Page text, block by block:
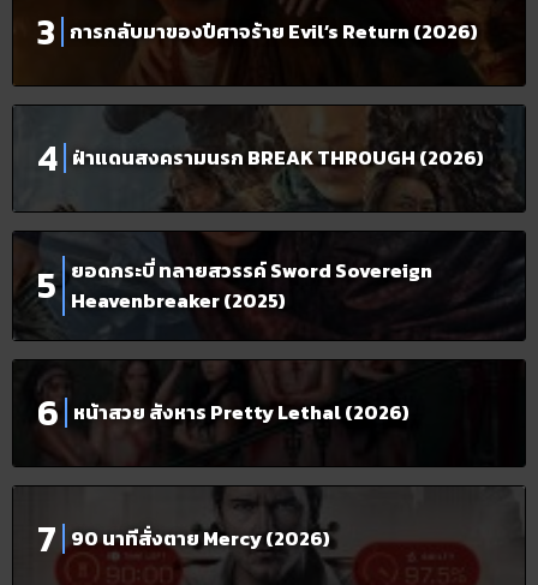
การกลับมาของปีศาจร้าย Evil’s Return (2026)
ฝ่าแดนสงครามนรก BREAK THROUGH (2026)
ยอดกระบี่ ทลายสวรรค์ Sword Sovereign
Heavenbreaker (2025)
หน้าสวย สังหาร Pretty Lethal (2026)
90 นาทีสั่งตาย Mercy (2026)